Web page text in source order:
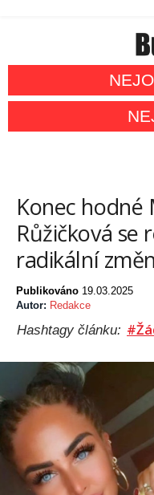
Konec hodné
Růžičková se
radikální
Publikováno 19.03.2025
Autor: Redakce
Hashtagy článku: